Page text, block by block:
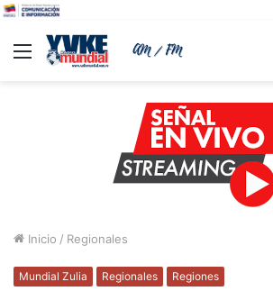
Menu
Inicio / Regionales
Mundial Zulia Regionales Regiones